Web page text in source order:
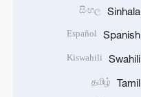
Sinhala
සිංහල
Spanish
Español
Swahili
Kiswahili
Tamil
தமிழ்